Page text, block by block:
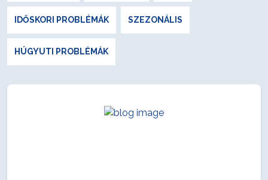
KAPCSOLAT
Bejelentkezés
IDŐSKORI PROBLÉMÁK SZEZONÁLIS
HÚGYUTI PROBLÉMÁK